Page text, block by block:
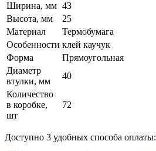
Ширина, мм 43
Высота, мм
25
Материал
Термобумага
Особенности клей каучук
Форма
Прямоугольная
Диаметр
втулки, мм
40
Количество
в коробке,
шт
72
Доступно 3 удобных способа оплаты: